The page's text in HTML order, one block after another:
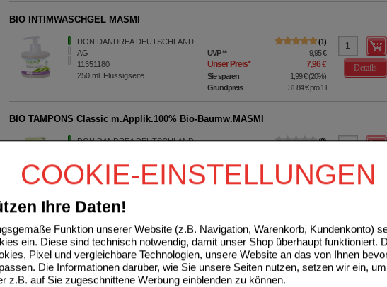
COOKIE-EINSTELLUNGEN
Ihre Daten!
Funktion unserer Website (z.B. Navigation, Warenkorb, Kundenkonto)
ein. Diese sind technisch notwendig, damit unser Shop überhaupt funktioniert.
Pixel und vergleichbare Technologien, unsere Website an das von Ihnen
Die Informationen darüber, wie Sie unsere Seiten nutzen, setzen wir ein,
z.B. auf Sie zugeschnittene Werbung einblenden zu können.
BIO INTIMWASCHGEL MASMI
DON DANDREA DEUTSCHLAND
AG
11351180
250 ml Flüssigseife
1
UVP** 9,95 €
Unser Preis* 7,96 €
Sie sparen 1,99 €(20%)
Grundpreis
31,84 €pro 1 l
Details
BIO TAMPONS Classic m.Applik.100% Bio-Baumw.MASMI
DON DANDREA DEUTSCHLAND
11286666
16
St Tampon
0
Unser Preis* 3,32 €
Sie sparen 1,63 € 33%
Details
NORDICS Zahnpasta Kids Bubble Gum ohne Fluor
DON DANDREA DEUTSCHLAND
AG
16677035
ml Zahncreme
1
UVP** 3,69 €
Unser Preis* 2,95 €
Sie sparen 0,74 € (20%)
Grundpreis
59,00 €
Details